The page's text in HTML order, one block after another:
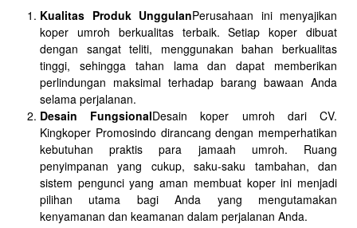
Kualitas Produk UnggulanPerusahaan ini menyajikan
koper umroh berkualitas terbaik. Setiap koper dibuat
dengan sangat teliti, menggunakan bahan berkualitas
tinggi, sehingga tahan lama dan dapat memberikan
perlindungan maksimal terhadap barang bawaan Anda
selama perjalanan.
Desain FungsionalDesain koper umroh dari CV.
Kingkoper Promosindo dirancang dengan memperhatikan
kebutuhan praktis para jamaah umroh. Ruang
penyimpanan yang cukup, saku-saku tambahan, dan
sistem pengunci yang aman membuat koper ini menjadi
pilihan utama bagi Anda yang mengutamakan
kenyamanan dan keamanan dalam perjalanan Anda.